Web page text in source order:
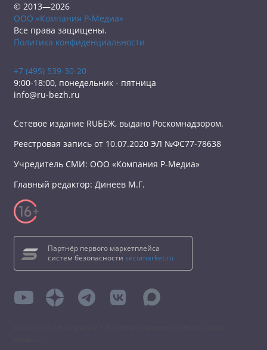
© 2013—2026
ООО «Компания Р-Медиа»
Все права защищены.
Политика конфиденциальности
+7 (495) 539-30-20
9:00-18:00, понедельник - пятница
info@ru-bezh.ru
Сетевое издание RUБЕЖ, выдано Роскомнадзором.
Реестровая запись от 10.07.2020 ЭЛ №ФС77-78638
Учредитель СМИ: ООО «Компания Р-Медиа»
Главный редактор: Динеев М.Г.
Партнёр первого маркетплейса
систем безопасности secumarket.ru